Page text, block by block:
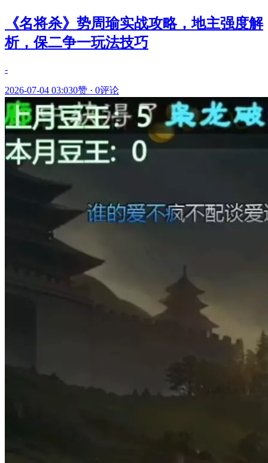
《名将杀》势周瑜实战攻略，地主强度解
析，保二争一玩法技巧
-
2026-07-04 03:030赞 · 0评论